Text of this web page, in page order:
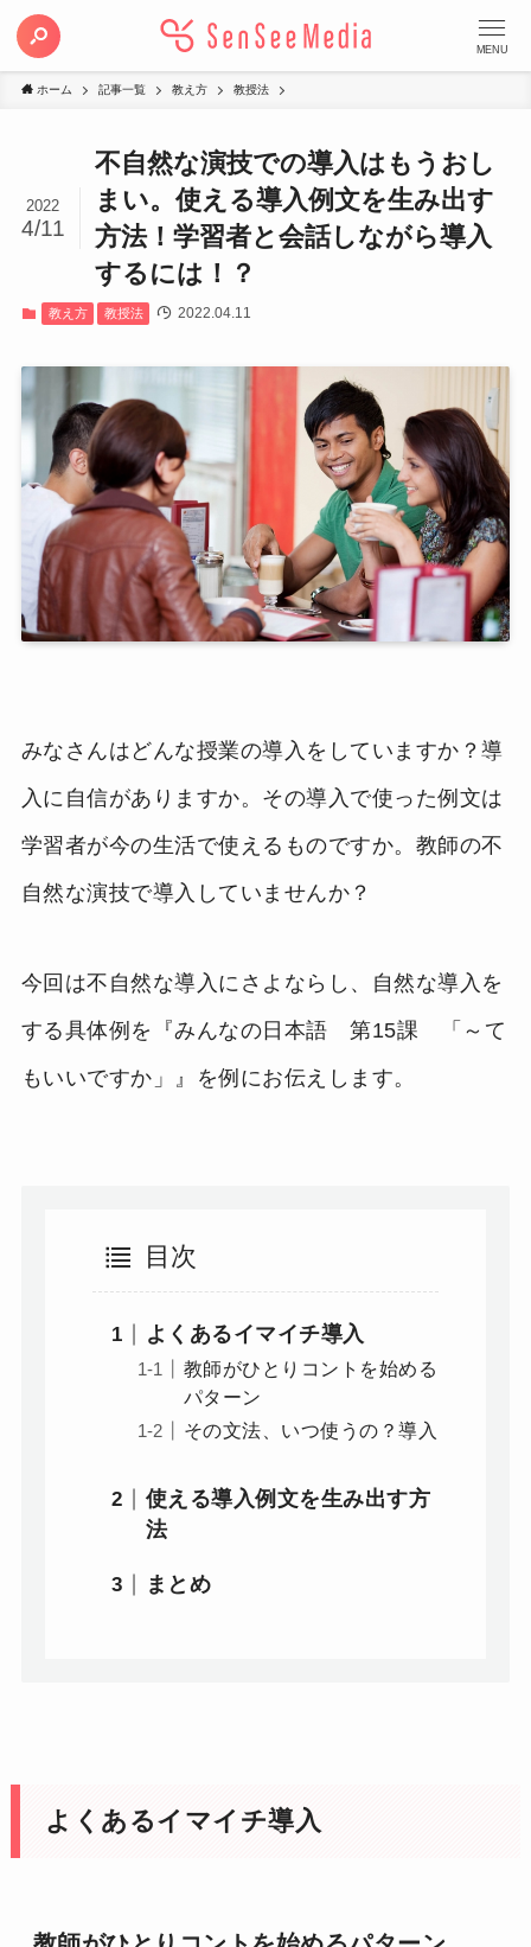
MENU
ホーム 記事一覧 教え方 教授法
不自然な演技での導入はもうおし
まい。使える導入例文を生み出す
方法！学習者と会話しながら導入
するには！？
2022
4/11
教え方 教授法 2022.04.11
みなさんはどんな授業の導入をしていますか？導
入に自信がありますか。その導入で使った例文は
学習者が今の生活で使えるものですか。教師の不
自然な演技で導入していませんか？
今回は不自然な導入にさよならし、自然な導入を
する具体例を『みんなの日本語 第15課 「～て
もいいですか」』を例にお伝えします。
目次
よくあるイマイチ導入
教師がひとりコントを始める
パターン
その文法、いつ使うの？導入
使える導入例文を生み出す方
法
まとめ
よくあるイマイチ導入